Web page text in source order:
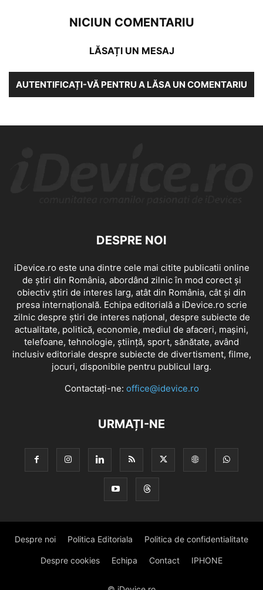
NICIUN COMENTARIU
LĂSAȚI UN MESAJ
AUTENTIFICAȚI-VĂ PENTRU A LĂSA UN COMENTARIU
DESPRE NOI
iDevice.ro este una dintre cele mai citite publicatii online
de știri din România, abordând zilnic în mod corect și
obiectiv știri de interes larg, atât din România, cât și din
presa internațională. Echipa editorială a iDevice.ro scrie
zilnic despre știri de interes național, despre subiecte de
actualitate, politică, economie, mediul de afaceri, mașini,
telefoane, tehnologie, știință, sport, sănătate, având
inclusiv editoriale despre subiecte de divertisment, filme,
jocuri, disponibile pentru publicul larg.
Contactați-ne: office@idevice.ro
URMAȚI-NE
Despre noi Politica Editoriala Politica de confidentialitate
Despre cookies Echipa Contact IPHONE